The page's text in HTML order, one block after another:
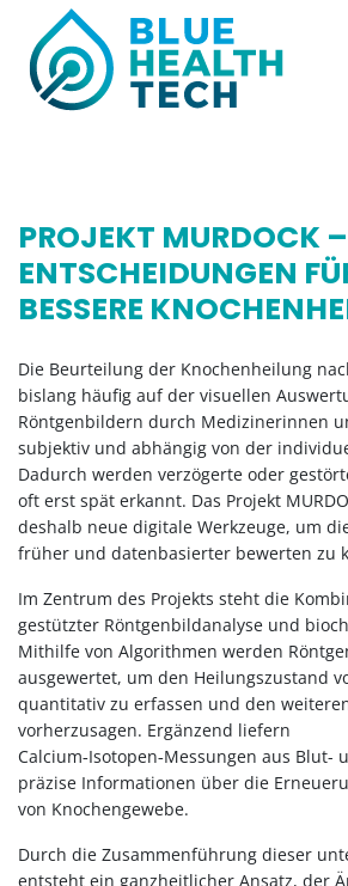
PROJEKT MURDOCK
ENTSCHEIDUNGEN
BESSERE
Die Beurteilung der Knochenheilung
bislang häufig auf der visuellen
Röntgenbildern durch Medizinerinnen
subjektiv und abhängig von der
Dadurch werden verzögerte oder
oft erst spät erkannt. Das Projekt
deshalb neue digitale Werkzeuge, um
früher und datenbasierter bewerten zu
Im Zentrum des Projekts steht die
gestützter Röntgenbildanalyse und
Mithilfe von Algorithmen werden
ausgewertet, um den Heilungszustand
quantitativ zu erfassen und den
vorherzusagen. Ergänzend liefern
Calcium‑Isotopen‑Messungen aus Blut-
präzise Informationen über die
von Knochengewebe.
Durch die Zusammenführung dieser
entsteht ein ganzheitlicher Ansatz, der